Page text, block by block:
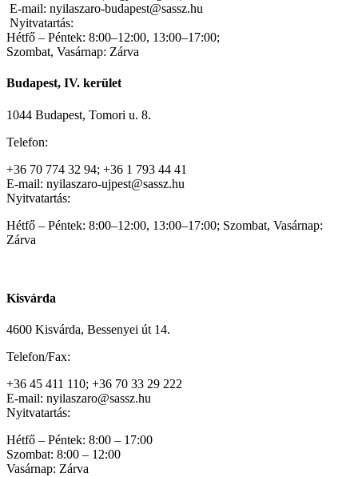
E-mail: nyilaszaro-budapest@sassz.hu
Nyitvatartás:
Hétfő – Péntek: 8:00–12:00, 13:00–17:00;
Szombat, Vasárnap: Zárva
Budapest, IV. kerület
1044 Budapest, Tomori u. 8.
Telefon:
+36 70 774 32 94; +36 1 793 44 41
E-mail: nyilaszaro-ujpest@sassz.hu
Nyitvatartás:
Hétfő – Péntek: 8:00–12:00, 13:00–17:00; Szombat, Vasárnap:
Zárva
Kisvárda
4600 Kisvárda, Bessenyei út 14.
Telefon/Fax:
+36 45 411 110; +36 70 33 29 222
E-mail: nyilaszaro@sassz.hu
Nyitvatartás:
Hétfő – Péntek: 8:00 – 17:00
Szombat: 8:00 – 12:00
Vasárnap: Zárva